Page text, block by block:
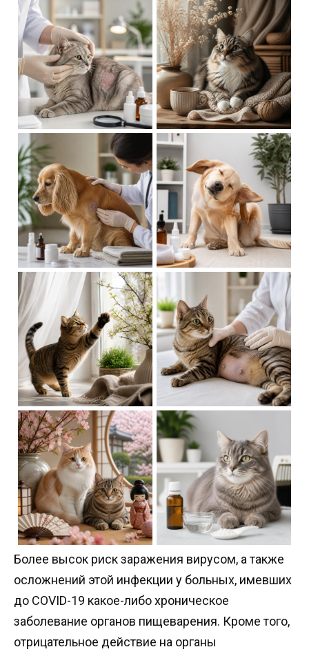
Более высок риск заражения вирусом, а также
осложнений этой инфекции у больных, имевших
до COVID-19 какое-либо хроническое
заболевание органов пищеварения. Кроме того,
отрицательное действие на органы